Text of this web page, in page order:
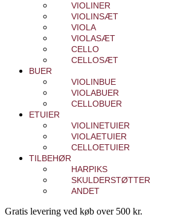
VIOLINER
VIOLINSÆT
VIOLA
VIOLASÆT
CELLO
CELLOSÆT
BUER
VIOLINBUE
VIOLABUER
CELLOBUER
ETUIER
VIOLINETUIER
VIOLAETUIER
CELLOETUIER
TILBEHØR
HARPIKS
SKULDERSTØTTER
ANDET
Gratis levering ved køb over 500 kr.